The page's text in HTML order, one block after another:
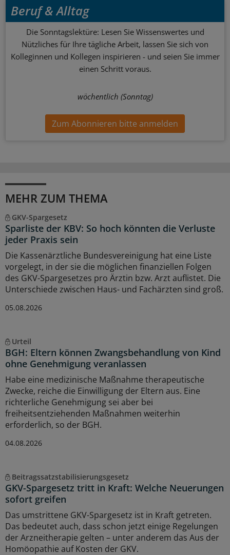
Beruf & Alltag
Die Sonntagslektüre: Lesen Sie Wissenswertes und
Nützliches für Ihre tägliche Arbeit, lassen Sie sich von
Kolleginnen und Kollegen inspirieren - und seien Sie immer
einen Schritt voraus.
wöchentlich (Sonntag)
Zum Abonnieren bitte anmelden
MEHR ZUM THEMA
GKV-Spargesetz
Sparliste der KBV: So hoch könnten die Verluste
jeder Praxis sein
Die Kassenärztliche Bundesvereinigung hat eine Liste
vorgelegt, in der sie die möglichen finanziellen Folgen
des GKV-Spargesetzes pro Ärztin bzw. Arzt auflistet. Die
Unterschiede zwischen Haus- und Fachärzten sind groß.
05.08.2026
Urteil
BGH: Eltern können Zwangsbehandlung von Kind
ohne Genehmigung veranlassen
Habe eine medizinische Maßnahme therapeutische
Zwecke, reiche die Einwilligung der Eltern aus. Eine
richterliche Genehmigung sei aber bei
freiheitsentziehenden Maßnahmen weiterhin
erforderlich, so der BGH.
04.08.2026
Beitragssatzstabilisierungsgesetz
GKV-Spargesetz tritt in Kraft: Welche Neuerungen
sofort greifen
Das umstrittene GKV-Spargesetz ist in Kraft getreten.
Das bedeutet auch, dass schon jetzt einige Regelungen
der Arzneitherapie gelten – unter anderem das Aus der
Homöopathie auf Kosten der GKV.